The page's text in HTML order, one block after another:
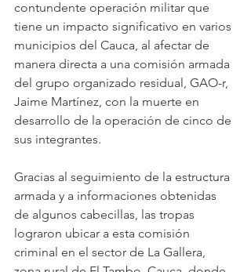
contundente operación militar que
tiene un impacto significativo en varios
municipios del Cauca, al afectar de
manera directa a una comisión armada
del grupo organizado residual, GAO-r,
Jaime Martínez, con la muerte en
desarrollo de la operación de cinco de
sus integrantes.
Gracias al seguimiento de la estructura
armada y a informaciones obtenidas
de algunos cabecillas, las tropas
lograron ubicar a esta comisión
criminal en el sector de La Gallera,